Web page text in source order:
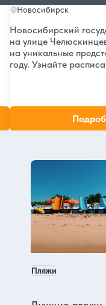
Новосибирск
Новосибирский
на улице
на уникальные
году. Узнайте
Пляжи